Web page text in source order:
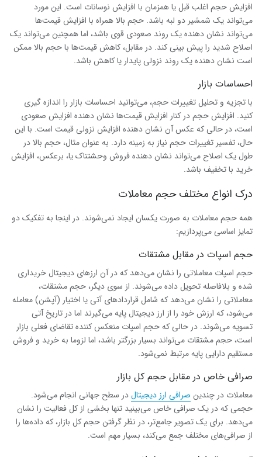
افزایش حجم اغلب قبل یا همزمان با افزایش نوسانات است. این مورد
می‌تواند یک شمشیر دو لبه باشد. حجم بالا همراه با افزایش قیمت‌ها
می‌تواند نشان دهنده یک روند صعودی قوی باشد، اما همچنین می‌تواند یک
اصلاح شدید را پیش بینی کند. در مقابل، کاهش قیمت‌ها با حجم بالا ممکن
است نشان دهنده یک روند نزولی پایدار یا کاهش باشد.
احساسات بازار
با تجزیه و تحلیل تغییرات حجم، می‌توانید احساسات بازار را اندازه گیری
کنید. افزایش حجم در کنار افزایش قیمت‌ها نشان دهنده افزایش صعودی
است، در حالی که عکس آن نشان دهنده افزایش نزولی قیمت است. با این
حال، تفسیر تغییرات حجم نیاز به زمینه دارد. به عنوان مثال، حجم بالا در
طول یک اصلاح می‌تواند نشان دهنده فروش وحشتناک یا، برعکس، افزایش
خرید با تخفیف باشد.
درک انواع مختلف حجم معاملات
همه حجم معاملات به صورت یکسان ایجاد نمی‌شوند. در اینجا به تفکیک دو
تمایز اساسی می‌پردازیم:
حجم اسپات در مقابل مشتقات
حجم اسپات معاملاتی را نشان می‌دهد که در آن ارزهای دیجیتال خریداری
شده و بلافاصله تحویل داده می‌شوند. از سوی دیگر، حجم مشتقات،
معاملاتی را نشان می‌دهد که شامل قراردادهای آتی یا اختیار (آپشن) معامله
می‌شود، که ارزش خود را از ارز دیجیتال پایه می‌گیرند اما در تاریخ آتی
تسویه می‌شوند. در حالی که حجم اسپات منعکس کننده تقاضای فعلی بازار
است، حجم مشتقات می‌تواند بسیار بزرگتر باشد، اما لزوما به خرید و فروش
مستقیم دارایی پایه مرتبط نمی‌شود.
صرافی خاص در مقابل حجم کل بازار
معاملات در چندین صرافی ارز دیجیتالدر سطح جهانی انجام می‌شود.
حجمی که در یک صرافی خاص می‌بینید تنها بخشی از کل فعالیت را نشان
می‌دهد. برای یک تصویر جامع‌تر، در نظر گرفتن حجم کل بازار، که داده‌ها را
از صرافی‌های مختلف جمع می‌کند، بسیار مهم است.